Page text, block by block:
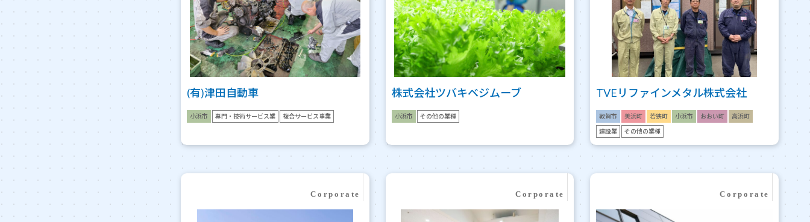
(有)津田自動車
小浜市 専門・技術サービス業 複合サービス事業
株式会社ツバキベジムーブ
小浜市 その他の業種
TVEリファインメタル株式会社
敦賀市 美浜町 若狭町 小浜市 おおい町 高浜町
建設業 その他の業種